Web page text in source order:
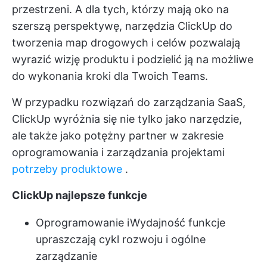
przestrzeni. A dla tych, którzy mają oko na
szerszą perspektywę, narzędzia ClickUp do
tworzenia map drogowych i celów pozwalają
wyrazić wizję produktu i podzielić ją na możliwe
do wykonania kroki dla Twoich Teams.
W przypadku rozwiązań do zarządzania SaaS,
ClickUp wyróżnia się nie tylko jako narzędzie,
ale także jako potężny partner w zakresie
oprogramowania i zarządzania projektami
potrzeby produktowe .
ClickUp najlepsze funkcje
Oprogramowanie iWydajność funkcje
upraszczają cykl rozwoju i ogólne
zarządzanie